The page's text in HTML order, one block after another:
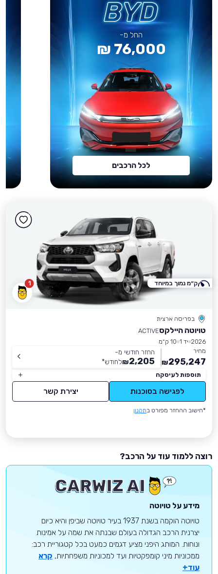
החל מ-
76,000 ₪
לכל הרכבים
1
בפריסה ארצית
טויוטה היילקסACTIVE
2026 יד 1
10 ק״מ
מחיר
295,247
₪
החזר חודשי מ-
2,205
₪לחודש*
תוספות לעיסקה
לפגישה בסוכנות יצירת קשר
*חישוב ההחזר מפורט בתקנון
ק״מ נמוך במיוחד
רוצה ללמוד עוד על הרכב?
מידע על טויוטה
טויוטה הוקמה בשנת 1937 בעיר טויוטה שביפן והיא כיום
יצרנית הרכב הגדולה בעולם שבנתה את שמה על אמינות
ונוחות. המותג היפני מציע דגמים כמעט בכל קטגוריית רכב:
ממכוניות מיני קומפקטיות ועד למכוניות משפחתיות, קרא
עוד+